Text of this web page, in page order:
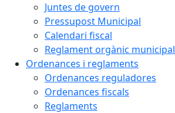
Juntes de govern
Pressupost Municipal
Calendari fiscal
Reglament orgànic municipal
Ordenances i reglaments
Ordenances reguladores
Ordenances fiscals
Reglaments